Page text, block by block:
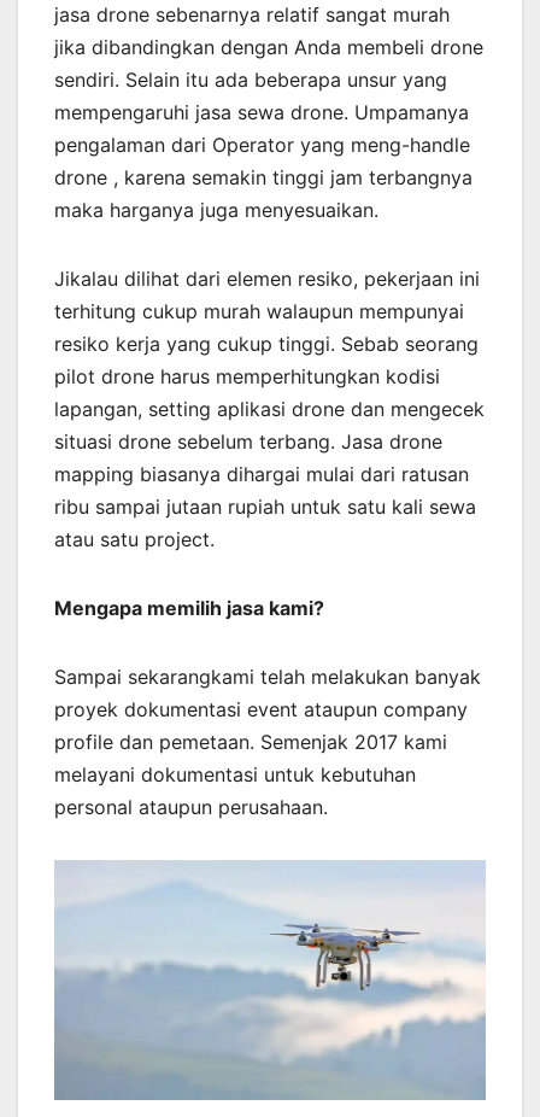
jasa drone sebenarnya relatif sangat murah
jika dibandingkan dengan Anda membeli drone
sendiri. Selain itu ada beberapa unsur yang
mempengaruhi jasa sewa drone. Umpamanya
pengalaman dari Operator yang meng-handle
drone , karena semakin tinggi jam terbangnya
maka harganya juga menyesuaikan.
Jikalau dilihat dari elemen resiko, pekerjaan ini
terhitung cukup murah walaupun mempunyai
resiko kerja yang cukup tinggi. Sebab seorang
pilot drone harus memperhitungkan kodisi
lapangan, setting aplikasi drone dan mengecek
situasi drone sebelum terbang. Jasa drone
mapping biasanya dihargai mulai dari ratusan
ribu sampai jutaan rupiah untuk satu kali sewa
atau satu project.
Mengapa memilih jasa kami?
Sampai sekarangkami telah melakukan banyak
proyek dokumentasi event ataupun company
profile dan pemetaan. Semenjak 2017 kami
melayani dokumentasi untuk kebutuhan
personal ataupun perusahaan.